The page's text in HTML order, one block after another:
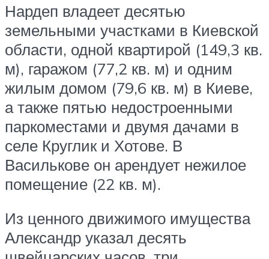
Нардеп владеет десятью
земельными участками в Киевской
области, одной квартирой (149,3 кв.
м), гаражом (77,2 кв. м) и одним
жилым домом (79,6 кв. м) в Киеве,
а также пятью недостроенными
паркоместами и двумя дачами в
селе Круглик и Хотове. В
Василькове он арендует нежилое
помещение (22 кв. м).
Из ценного движимого имущества
Александр указал десять